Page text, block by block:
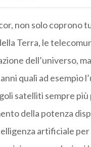
non solo coprono
Terra, le
dell’universo,
quali ad esempio
satelliti sempre
della potenza
artificiale